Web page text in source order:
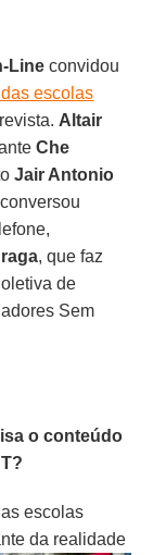
Line convidou
escolas
Altair
Che
Jair Antonio
, que faz
de
Sem
o conteúdo
escolas
da realidade